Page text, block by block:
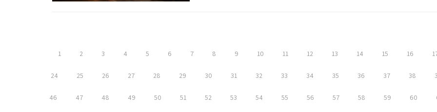
1 2 3 4 5 6 7 8 9 10 11 12 13 14 15 16
24 25 26 27 28 29 30 31 32 33 34 35 36 37 38
46 47 48 49 50 51 52 53 54 55 56 57 58 59 60